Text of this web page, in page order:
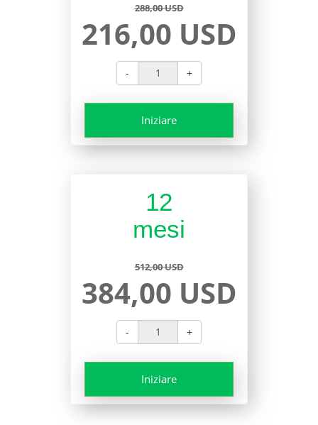
288,00 USD
216,00 USD
- +
Iniziare
12
mesi
512,00 USD
384,00 USD
- +
Iniziare